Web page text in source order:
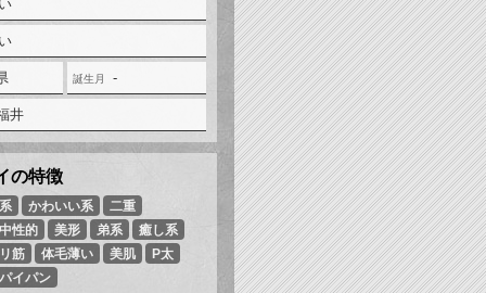
-
井
かわいい系
二重
中性的
美形 弟系
癒し系
筋
体毛薄い 美肌
P太
パイパン